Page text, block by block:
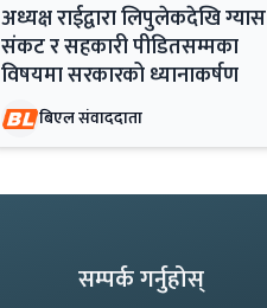
अध्यक्ष राईद्वारा लिपुलेकदेखि ग्यास
संकट र सहकारी पीडितसम्मका
विषयमा सरकारको ध्यानाकर्षण
बिएल संवाददाता
सम्पर्क गर्नुहोस्